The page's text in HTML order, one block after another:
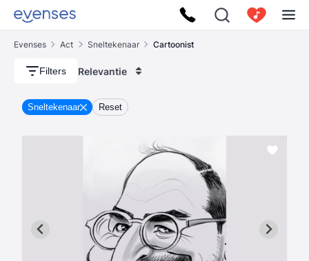
Evenses Act Sneltekenaar Cartoonist
Filters Relevantie
Sneltekenaar Reset